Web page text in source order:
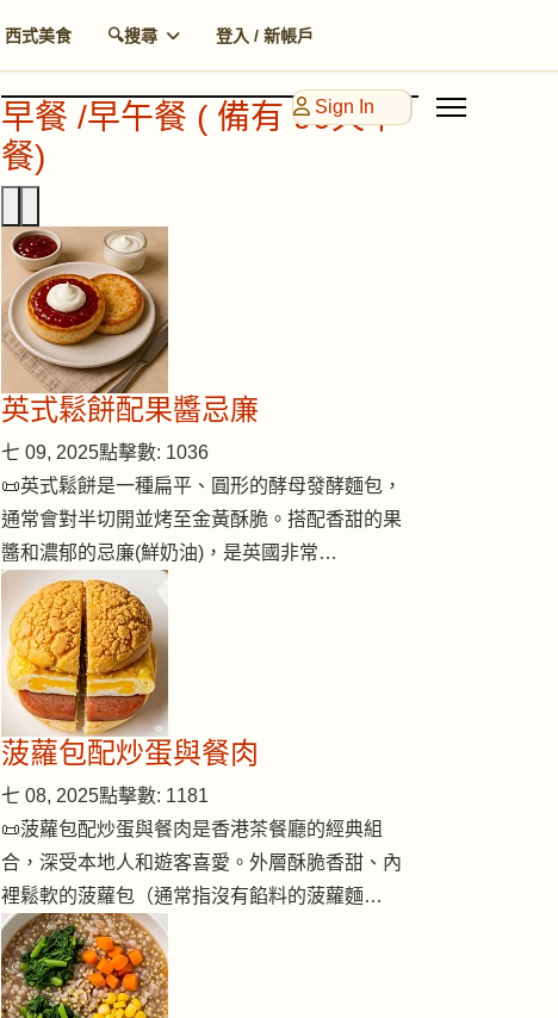
西式美食 🔍搜尋 登入 / 新帳戶
Sign In
早餐 /早午餐 ( 備有 90天早
餐)
英式鬆餅配果醬忌廉
七 09, 2025點擊數: 1036
📜英式鬆餅是一種扁平、圓形的酵母發酵麵包，
通常會對半切開並烤至金黃酥脆。搭配香甜的果
醬和濃郁的忌廉(鮮奶油)，是英國非常…
菠蘿包配炒蛋與餐肉
七 08, 2025點擊數: 1181
📜菠蘿包配炒蛋與餐肉是香港茶餐廳的經典組
合，深受本地人和遊客喜愛。外層酥脆香甜、內
裡鬆軟的菠蘿包（通常指沒有餡料的菠蘿麵…